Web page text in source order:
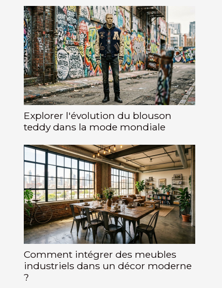
Explorer l'évolution du blouson
teddy dans la mode mondiale
Comment intégrer des meubles
industriels dans un décor moderne
?